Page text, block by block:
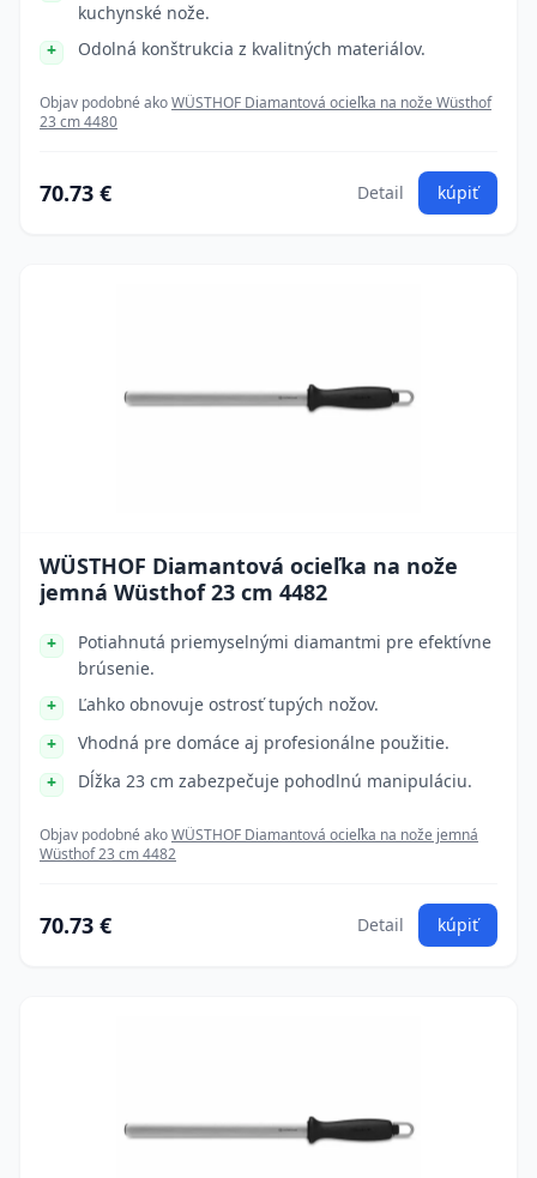
kuchynské nože.
Odolná konštrukcia z kvalitných materiálov.
Objav podobné akoWÜSTHOF Diamantová ocieľka na nože Wüsthof
23 cm 4480
70.73 € Detail kúpiť
WÜSTHOF Diamantová ocieľka na nože
jemná Wüsthof 23 cm 4482
Potiahnutá priemyselnými diamantmi pre efektívne
brúsenie.
Ľahko obnovuje ostrosť tupých nožov.
Vhodná pre domáce aj profesionálne použitie.
Dĺžka 23 cm zabezpečuje pohodlnú manipuláciu.
Objav podobné akoWÜSTHOF Diamantová ocieľka na nože jemná
Wüsthof 23 cm 4482
70.73 € Detail kúpiť